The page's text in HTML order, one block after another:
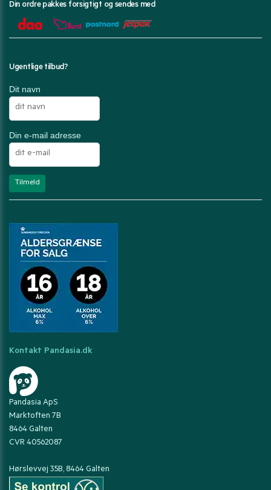
Din ordre pakkes forsigtigt og sendes med
Ugentlige tilbud?
Dit navn
Din e-mail adresse
Kontakt Pandasia.dk
Pandasia ApS
Marktoften 7B
8464 Galten
CVR 40562087
Hørslevvej 35B, 8464 Galten